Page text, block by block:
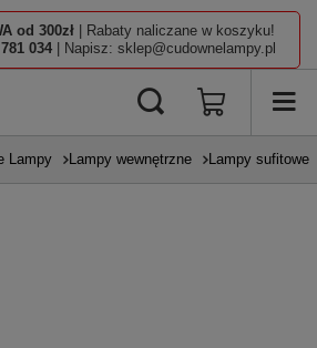
od 300zł | Rabaty naliczane w koszyku!
034 | Napisz: sklep@cudownelampy.pl
Lampy Lampy wewnętrzne Lampy sufitowe